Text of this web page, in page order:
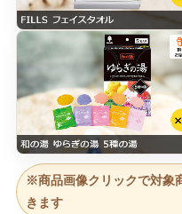
※商品画像クリックで対象
きます